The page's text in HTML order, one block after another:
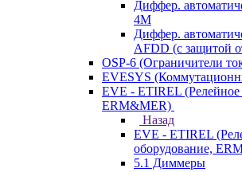
Диффер.
4M
Диффер.
AFDD (с защитой
OSP-6 (Ограничители
EVESYS
EVE - ETIREL (Релейное
ERM&MER)
Назад
EVE - ETIREL
оборудование,
5.1 Диммеры